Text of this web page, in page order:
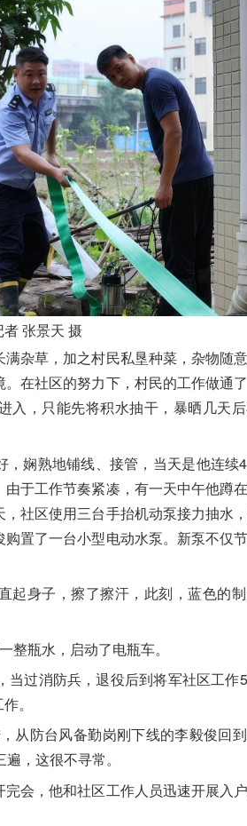
张景天 摄
杂草，加之村民私垦种菜，杂物随
在社区的努力下，村民的工作做通
入，只能先将积水抽干，暴晒几天
，娴熟地铺线、接管，当天是他连续
于工作节奏紧凑，有一天中午他蹲
社区使用三台手抬机动泵接力抽水
购置了一台小型电动水泵。新泵不仅
起身子，擦了擦汗，此刻，蓝色的
整瓶水，启动了电瓶车。
当过消防兵，退役后到将军社区工作
。
从防台风备勤岗刚下线的李毅俊回
，这很不寻常。
会，他和社区工作人员迅速开展入